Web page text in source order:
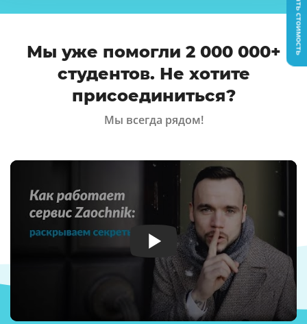
Мы уже помогли 2 000 000+
студентов. Не хотите
присоединиться?
Мы всегда рядом!
Узнать стоимость